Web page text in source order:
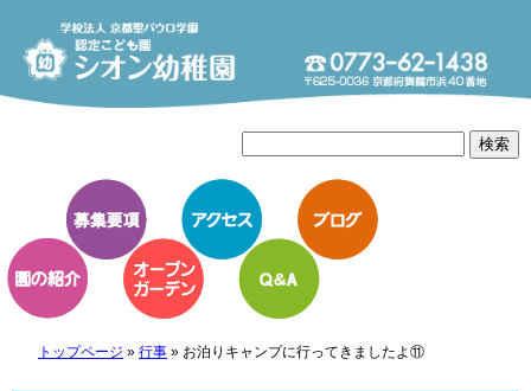
トップページ » 行事» お泊りキャンプに行ってきましたよ⑪